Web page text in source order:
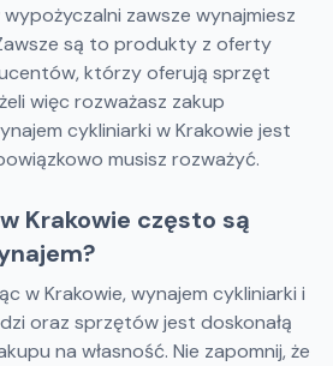
zawsze wynajmiesz
są to produkty z oferty
którzy oferują sprzęt
więc rozważasz zakup
cykliniarki w Krakowie jest
musisz rozważyć.
Krakowie często są
w Krakowie, wynajem cykliniarki i
oraz sprzętów jest doskonałą
na własność. Nie zapomnij, że